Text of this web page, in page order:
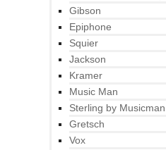
Gibson
Epiphone
Squier
Jackson
Kramer
Music Man
Sterling by Musicman
Gretsch
Vox